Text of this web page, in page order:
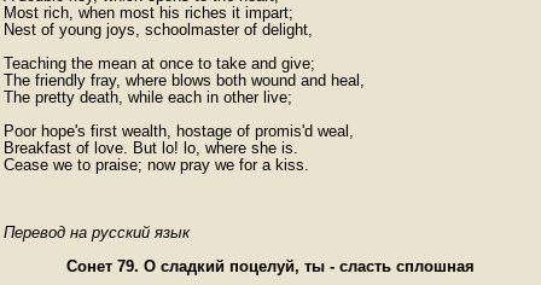
Most rich, when most his riches it impart;
Nest of young joys, schoolmaster of delight,
Teaching the mean at once to take and give;
The friendly fray, where blows both wound and heal,
The pretty death, while each in other live;
Poor hope's first wealth, hostage of promis'd weal,
Breakfast of love. But lo! lo, where she is.
Cease we to praise; now pray we for a kiss.
Перевод на русский язык
Сонет 79. О сладкий поцелуй, ты - сласть сплошная